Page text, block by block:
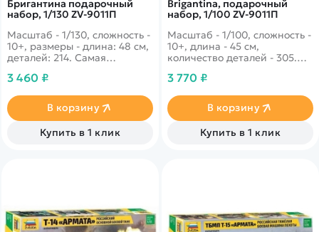
Бригантина подарочный
набор, 1/130 ZV-9011П
Масштаб - 1/130, сложность -
10+, размеры - длина: 48 см,
деталей: 214. Самая
века, которая установила
рекордов на то время. В
основном занималась
перевозкой чая, но во время
войны была
3 460 ₽
В корзину
Купить в 1 клик
Brigantina, подарочный
набор, 1/100 ZV-9011П
Масштаб - 1/100, сложность -
10+, длина - 45 см,
количество деталей - 305.
в основном рассекающее
океана. Один из основных
типов кораблей
используемых пиратами!
3 770 ₽
В корзину
Купить в 1 клик